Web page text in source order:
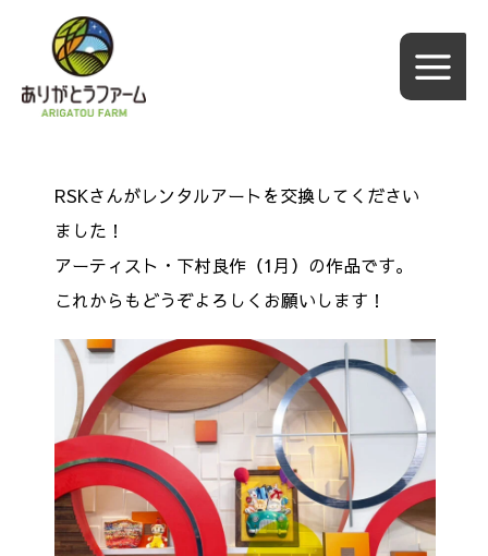
RSKさんがレンタルアートを交換してください
ました！
アーティスト・下村良作（1月）の作品です。
これからもどうぞよろしくお願いします！